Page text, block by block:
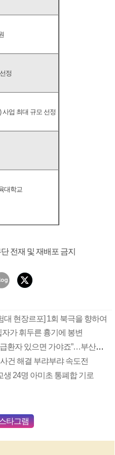
정
사업 최대 규모 선정
대학교
전재 및 재배포 금지
현장르포] 1회 북극을 향하여
가 휘두른 흉기에 봉변
“600km 넘는 하늘길 멀어도 응급환자 있으면 가야죠”…부산소방항공대 활약상 눈길
건 해결 부랴부랴 속도전
24명 아미초 통폐합 기로
타그램